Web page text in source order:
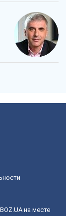
на месте